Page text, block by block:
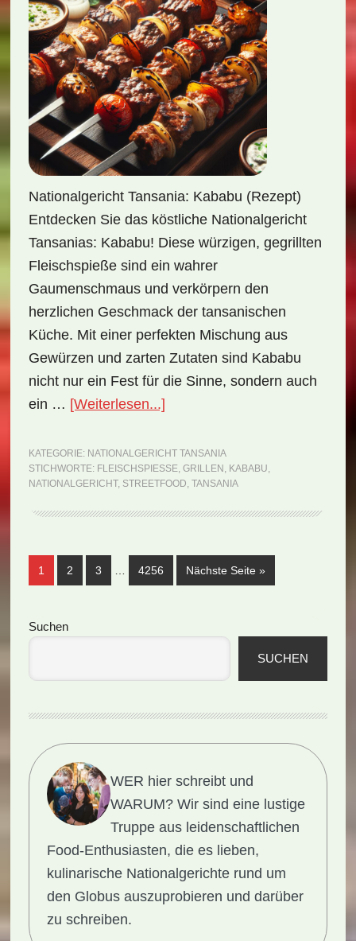
Nationalgericht Tansania: Kababu (Rezept)
Entdecken Sie das köstliche Nationalgericht
Tansanias: Kababu! Diese würzigen, gegrillten
Fleischspieße sind ein wahrer
Gaumenschmaus und verkörpern den
herzlichen Geschmack der tansanischen
Küche. Mit einer perfekten Mischung aus
Gewürzen und zarten Zutaten sind Kababu
nicht nur ein Fest für die Sinne, sondern auch
ein … [Weiterlesen...]ÜberNationalgericht
Kababu
(Rezept)
KATEGORIE: NATIONALGERICHT TANSANIA
STICHWORTE: FLEISCHSPIESSE , GRILLEN , KABABU,
NATIONALGERICHT, STREETFOOD, TANSANIA
Seite
1 Seite
2 Seite
3 Seite
4256 Nächste Seite aufrufen
»
Seitenspalte
Suchen
SUCHEN
WER hier schreibt und
WARUM? Wir sind eine lustige
Truppe aus leidenschaftlichen
Food-Enthusiasten, die es lieben,
kulinarische Nationalgerichte rund um
den Globus auszuprobieren und darüber
zu schreiben.